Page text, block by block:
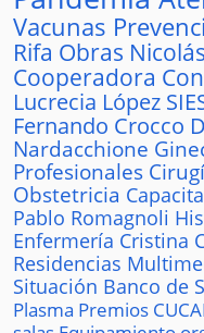
Vacunas
Rifa Obras
Cooperadora
Lucrecia López
Fernando Crocco
Nardacchione
Profesionales
Obstetricia
Pablo Romagnoli
Enfermería Cristina
Residencias
Situación Banco de
Plasma Premios